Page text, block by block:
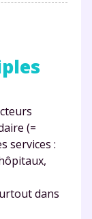
(=
services :
dans